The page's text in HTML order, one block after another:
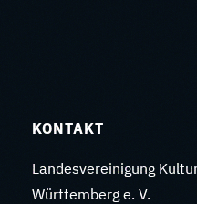
KONTAKT
Landesvereinigung
Württemberg e. V.